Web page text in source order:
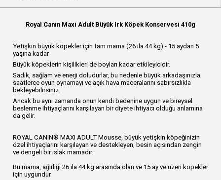
Royal Canin Maxi Adult Büyük Irk Köpek Konservesi 410g
Yetişkin büyük köpekler için tam mama (26 ila 44 kg) - 15 aydan 5
yaşına kadar
Büyük köpeklerin kişilikleri de boyları kadar etkileyicidir.
Sadık, sağlam ve enerji doludurlar, bu nedenle büyük arkadaşınızla
saatlerce oyun oynamayı ve açık hava maceralarını sabırsızlıkla
bekleyebilirsiniz.
Ancak bu aynı zamanda onun kendi bedenine uygun ve bireysel
beslenme ihtiyaçlarını karşılayan bir diyete ihtiyacı olduğu anlamına
da gelir.
ROYAL CANIN® MAXI ADULT Mousse, büyük yetişkin köpeğinizin
özel ihtiyaçlarını karşılayan ve destekleyen, besin açısından zengin
ve dengeli bir ıslak mamadır.
Bu mama, ağırlığı 26 ila 44 kg arasında olan ve 15 ay ve üzeri köpekler
için uygundur.